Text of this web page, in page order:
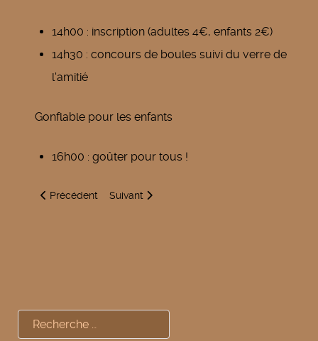
14h00 : inscription (adultes 4€, enfants 2€)
14h30 : concours de boules suivi du verre de
l'amitié
Gonflable pour les enfants
16h00 : goûter pour tous !
Article précédent : Cours de Viniyoga
Précédent Article suivant : Inauguration opti't lunettes
Suivant
Rechercher